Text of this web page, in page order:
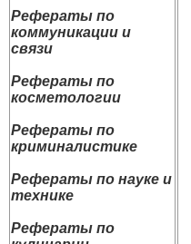
Рефераты по
коммуникации и
связи
Рефераты по
косметологии
Рефераты по
криминалистике
Рефераты по науке и
технике
Рефераты по